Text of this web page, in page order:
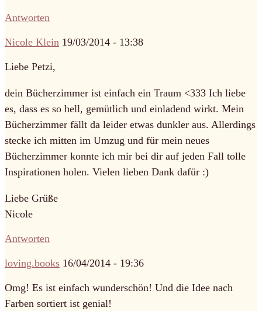
Antworten
Nicole Klein 19/03/2014 - 13:38
Liebe Petzi,
dein Bücherzimmer ist einfach ein Traum <333 Ich liebe
es, dass es so hell, gemütlich und einladend wirkt. Mein
Bücherzimmer fällt da leider etwas dunkler aus. Allerdings
stecke ich mitten im Umzug und für mein neues
Bücherzimmer konnte ich mir bei dir auf jeden Fall tolle
Inspirationen holen. Vielen lieben Dank dafür :)
Liebe Grüße
Nicole
Antworten
loving.books 16/04/2014 - 19:36
Omg! Es ist einfach wunderschön! Und die Idee nach
Farben sortiert ist genial!